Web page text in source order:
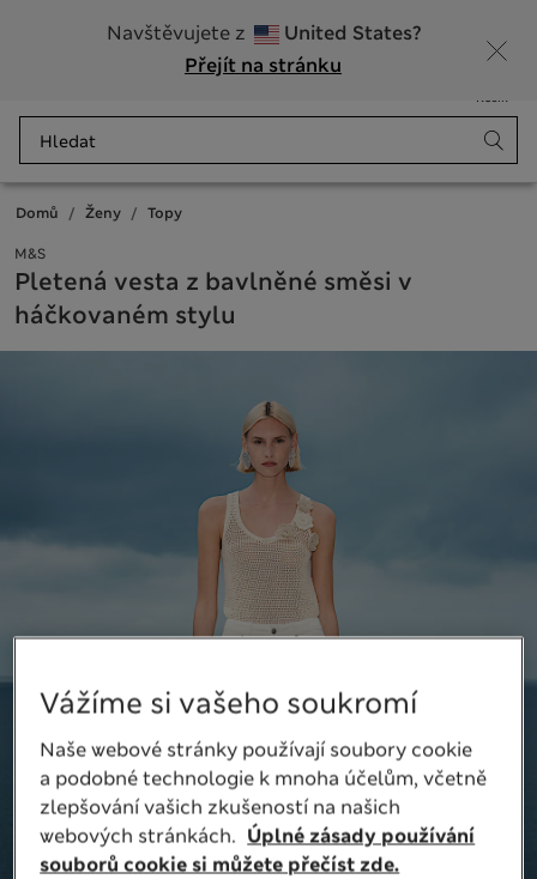
Navštěvujete z
United States?
Přejít na stránku
Košík
Domů Ženy Topy
M&S
Pletená vesta z bavlněné směsi v
háčkovaném stylu
Vážíme si vašeho soukromí
Naše webové stránky používají soubory cookie
a podobné technologie k mnoha účelům, včetně
zlepšování vašich zkušeností na našich
webových stránkách. Úplné zásady používání
souborů cookie si můžete přečíst zde.